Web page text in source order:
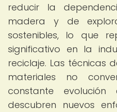
reducir la
madera y de
sostenibles, lo que
significativo en la
reciclaje. Las técnicas
materiales no
constante
descubren nuevos